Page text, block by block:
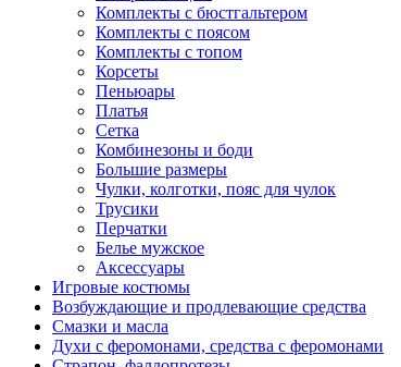
Комплекты с бюстгальтером
Комплекты с поясом
Комплекты с топом
Корсеты
Пеньюары
Платья
Сетка
Комбинезоны и боди
Большие размеры
Чулки, колготки, пояс для чулок
Трусики
Перчатки
Белье мужское
Аксессуары
Игровые костюмы
Возбуждающие и продлевающие средства
Смазки и масла
Духи с феромонами, средства с феромонами